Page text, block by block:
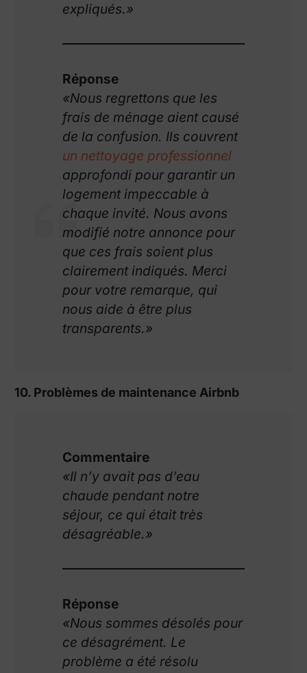
expliqués.»
Réponse
«Nous regrettons que les
frais de ménage aient causé
de la confusion. Ils couvrent
un nettoyage professionnel
approfondi pour garantir un
logement impeccable à
chaque invité. Nous avons
modifié notre annonce pour
que ces frais soient plus
clairement indiqués. Merci
pour votre remarque, qui
nous aide à être plus
transparents.»
10. Problèmes de maintenance Airbnb
Commentaire
«Il n’y avait pas d’eau
chaude pendant notre
séjour, ce qui était très
désagréable.»
Réponse
«Nous sommes désolés pour
ce désagrément. Le
problème a été résolu